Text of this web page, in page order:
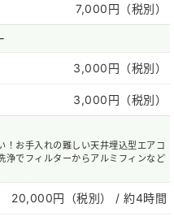
7,000円（税別）
3,000円（税別）
3,000円（税別）
！お手入れの難しい天井埋込型エアコ
浄でフィルターからアルミフィンなど
20,000円（税別） / 約4時間